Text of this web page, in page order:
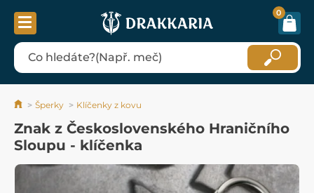
0
Šperky Klíčenky z kovu
Znak z Československého Hraničního
Sloupu - klíčenka